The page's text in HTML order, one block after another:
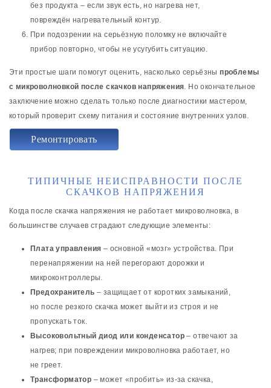
без продукта – если звук есть, но нагрева нет,
повреждён нагревательный контур.
При подозрении на серьёзную поломку не включайте
прибор повторно, чтобы не усугубить ситуацию.
Эти простые шаги помогут оценить, насколько серьёзныпроблемы
с микроволновкой после скачков напряжения. Но окончательное
заключение можно сделать только после диагностики мастером,
который проверит схему питания и состояние внутренних узлов.
Ремонтировать
ТИПИЧНЫЕ НЕИСПРАВНОСТИ ПОСЛЕ
СКАЧКОВ НАПРЯЖЕНИЯ
Когда после скачка напряжения не работает микроволновка, в
большинстве случаев страдают следующие элементы:
Плата управления – основной «мозг» устройства. При
перенапряжении на ней перегорают дорожки и
микроконтроллеры.
Предохранитель – защищает от коротких замыканий,
но после резкого скачка может выйти из строя и не
пропускать ток.
Высоковольтный диод или конденсатор – отвечают за
нагрев; при повреждении микроволновка работает, но
не греет.
Трансформатор – может «пробить» из-за скачка,